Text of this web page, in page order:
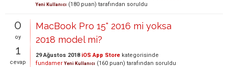
Yeni Kullanıcı (180 puan) tarafından soruldu
0
oy
1
cevap
MacBook Pro 15" 2016 mi yoksa
2018 model mi?
29 Ağustos 2018 iOS App Store kategorisinde
fundamer Yeni Kullanıcı (160 puan) tarafından soruldu